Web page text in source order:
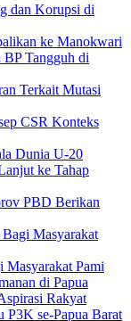
dan Korupsi di
ke Manokwari
Tangguh di
Terkait Mutasi
CSR Konteks
Dunia U-20
ke Tahap
PBD Berikan
Masyarakat
Masyarakat Pami
di Papua
Rakyat
P3K se-Papua Barat